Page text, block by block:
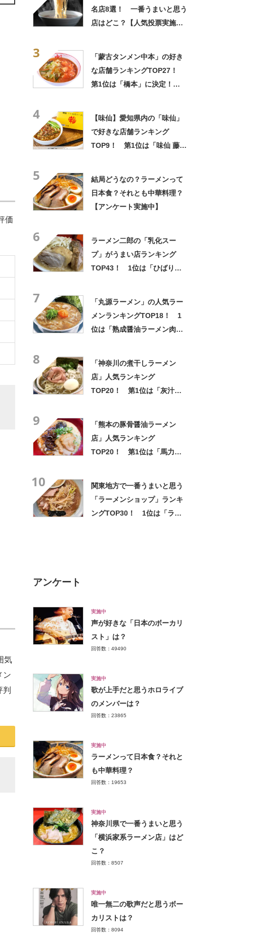
価
気
ン
名店8選！ 一番うまいと思う
店はどこ？【人気投票実施
3
「蒙古タンメン中本」の好き
な店舗ランキングTOP27！
第1位は「橋本」に決定！
4
【味仙】愛知県内の「味仙」
で好きな店舗ランキング
TOP9！ 第1位は「味仙 藤が
5
結局どうなの？ラーメンって
日本食？それとも中華料理？
【アンケート実施中】
6
ラーメン二郎の「乳化スー
プ」がうまい店ランキング
TOP43！ 1位は「ひばりヶ
7
「丸源ラーメン」の人気ラー
メンランキングTOP18！ 1
位は「熟成醤油ラーメン肉そ
8
「神奈川の煮干しラーメン
店」人気ランキング
TOP20！ 第1位は「灰汁中
9
「熊本の豚骨醤油ラーメン
店」人気ランキング
TOP20！ 第1位は「馬力屋
10
関東地方で一番うまいと思う
「ラーメンショップ」ランキ
ングTOP30！ 1位は「ラー
アンケート
実施中
声が好きな「日本のボーカリ
スト」は？
回答数：49490
実施中
歌が上手だと思うホロライブ
のメンバーは？
回答数：23865
実施中
ラーメンって日本食？それと
も中華料理？
回答数：19653
実施中
神奈川県で一番うまいと思う
「横浜家系ラーメン店」はど
こ？
回答数：8507
実施中
唯一無二の歌声だと思うボー
カリストは？
回答数：8094